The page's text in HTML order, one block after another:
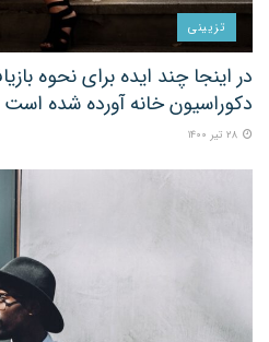
تزیینی
در اینجا چند ایده برای نحوه
دکوراسیون خانه آورده شده است